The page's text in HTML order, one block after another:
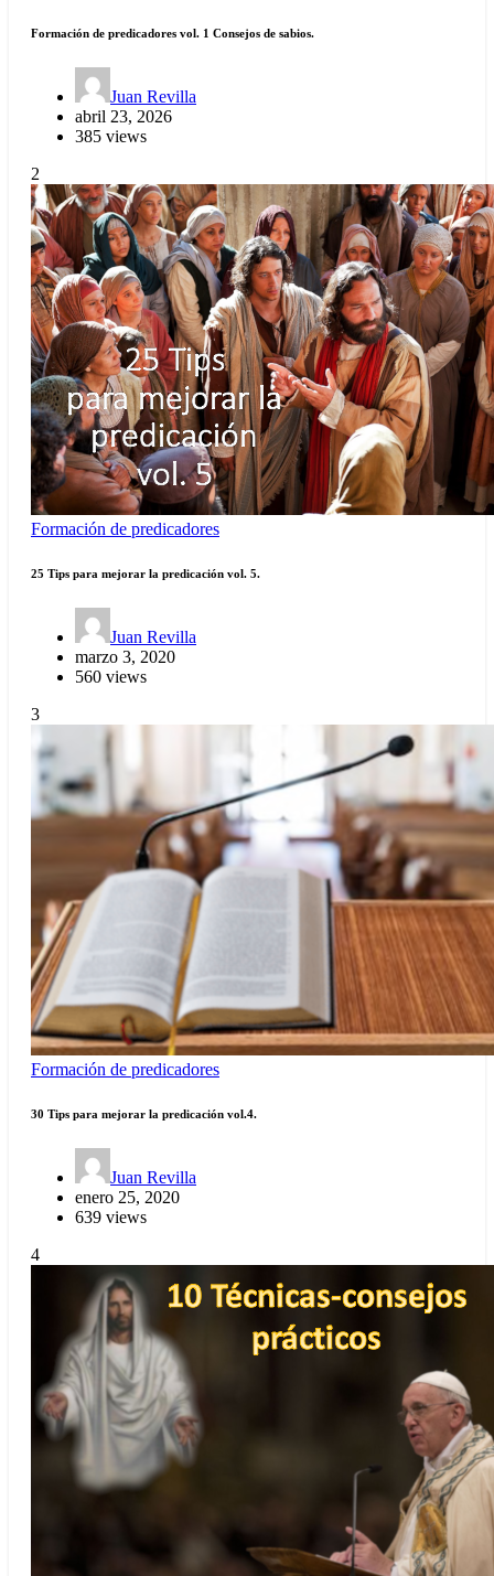
Formación de predicadores vol. 1 Consejos de sabios.
Juan Revilla
abril 23, 2026
385 views
2
Formación de predicadores
25 Tips para mejorar la predicación vol. 5.
Juan Revilla
marzo 3, 2020
560 views
3
Formación de predicadores
30 Tips para mejorar la predicación vol.4.
Juan Revilla
enero 25, 2020
639 views
4